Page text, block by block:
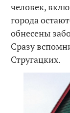
человек,
города
обнесены
Сразу
Стругацких.